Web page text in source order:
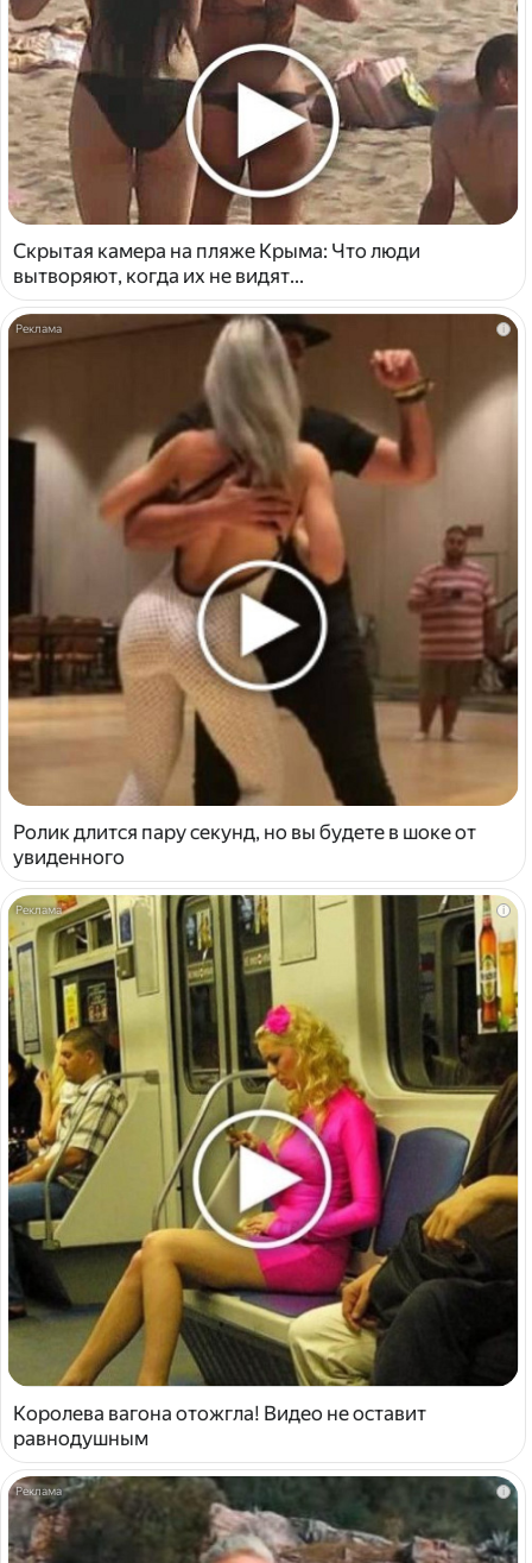
Скрытая камера на пляже Крыма: Что люди
вытворяют, когда их не видят...
i
Ролик длится пару секунд, но вы будете в шоке от
увиденного
i
Королева вагона отожгла! Видео не оставит
равнодушным
i